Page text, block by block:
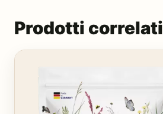
Prodotti correlati